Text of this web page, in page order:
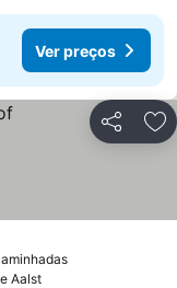
Ver preços
Partilhar
Ver preços
Aalst